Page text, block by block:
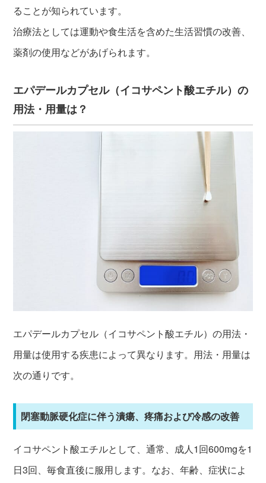
ることが知られています。
治療法としては運動や食生活を含めた生活習慣の改善、
薬剤の使用などがあげられます。
エパデールカプセル（イコサペント酸エチル）の
用法・用量は？
エパデールカプセル（イコサペント酸エチル）の用法・
用量は使用する疾患によって異なります。用法・用量は
次の通りです。
閉塞動脈硬化症に伴う潰瘍、疼痛および冷感の改善
イコサペント酸エチルとして、通常、成人1回600mgを1
日3回、毎食直後に服用します。なお、年齢、症状によ